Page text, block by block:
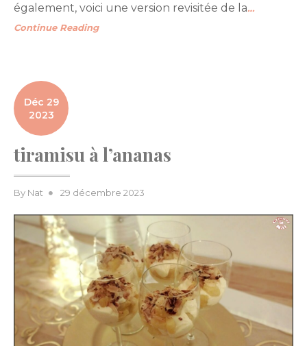
également, voici une version revisitée de la…
Continue Reading
Déc 29
2023
tiramisu à l’ananas
By Nat
Posted
29 décembre 2023